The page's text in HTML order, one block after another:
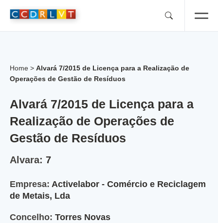
Home > Alvará 7/2015 de Licença para a Realização de
Operações de Gestão de Resíduos
Alvará 7/2015 de Licença para a
Realização de Operações de
Gestão de Resíduos
Alvara: 7
Empresa: Activelabor - Comércio e Reciclagem
de Metais, Lda
Concelho: Torres Novas